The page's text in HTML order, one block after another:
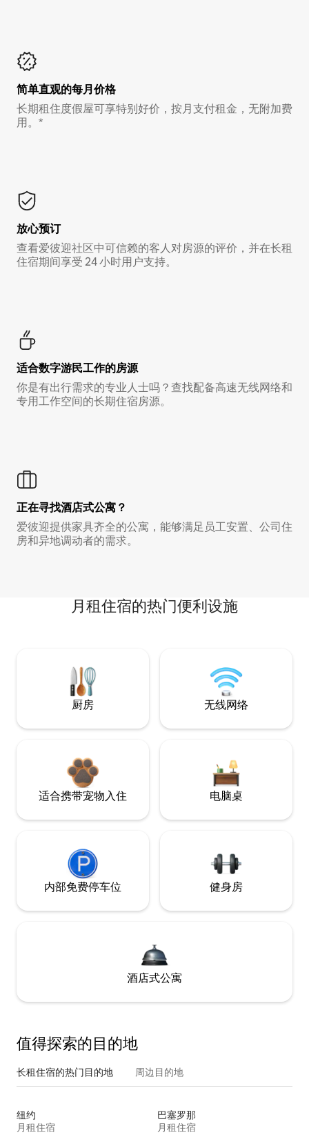
简单直观的每月价格
长期租住度假屋可享特别好价，按月支付租金，无附加费
用。*
放心预订
查看爱彼迎社区中可信赖的客人对房源的评价，并在长租
住宿期间享受 24 小时用户支持。
适合数字游民工作的房源
你是有出行需求的专业人士吗？查找配备高速无线网络和
专用工作空间的长期住宿房源。
正在寻找酒店式公寓？
爱彼迎提供家具齐全的公寓，能够满足员工安置、公司住
房和异地调动者的需求。
月租住宿的热门便利设施
厨房 无线网络
适合携带宠物入住 电脑桌
内部免费停车位 健身房
酒店式公寓
值得探索的目的地
长租住宿的热门目的地 周边目的地
纽约
月租住宿
巴塞罗那
月租住宿